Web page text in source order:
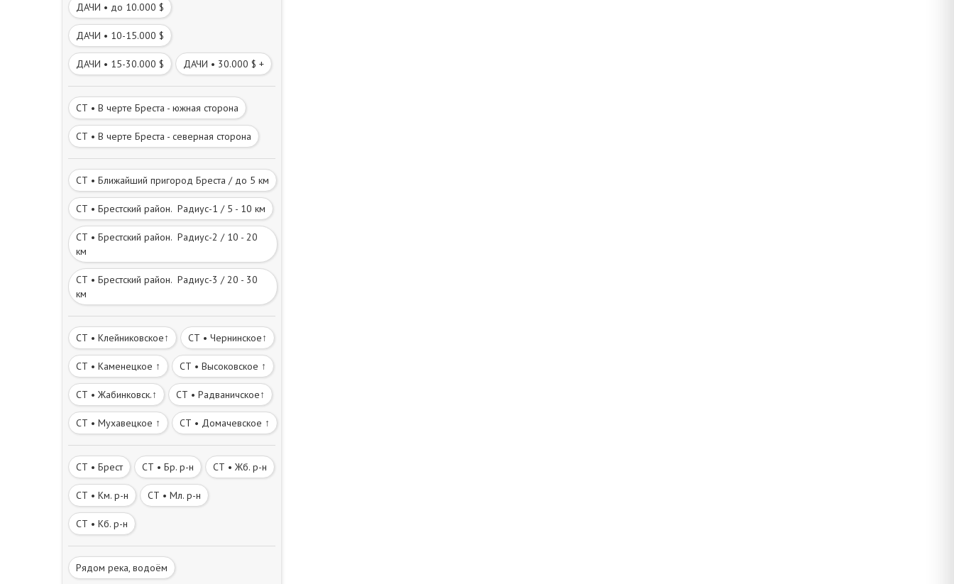
ДАЧИ • до 10.000 $
ДАЧИ • 10-15.000 $
ДАЧИ • 15-30.000 $ ДАЧИ • 30.000 $ +
СТ • В черте Бреста - южная сторона
СТ • В черте Бреста - северная сторона
СТ • Ближайший пригород Бреста / до 5 км
СТ • Брестский район. Радиус-1 / 5 - 10 км
СТ • Брестский район. Радиус-2 / 10 - 20
км
СТ • Брестский район. Радиус-3 / 20 - 30
км
СТ • Клейниковское↑ СТ • Чернинское↑
СТ • Каменецкое ↑ СТ • Высоковское ↑
СТ • Жабинковск.↑ СТ • Радваничское↑
СТ • Мухавецкое ↑ СТ • Домачевское ↑
СТ • Брест СТ • Бр. р-н СТ • Жб. р-н
СТ • Км. р-н СТ • Мл. р-н
СТ • Кб. р-н
Рядом река, водоём